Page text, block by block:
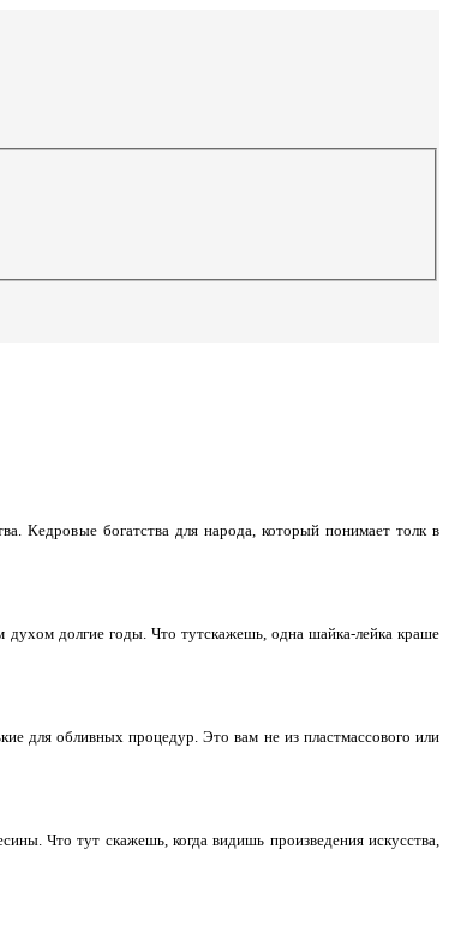
Кедровые богатства для народа, который понимает толк в
духом долгие годы. Что тутскажешь, одна шайка-лейка краше
для обливных процедур. Это вам не из пластмассового или
Что тут скажешь, когда видишь произведения искусства,